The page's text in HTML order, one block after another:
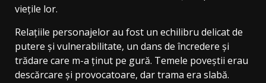
viețile lor.
Relațiile personajelor au fost un echilibru delicat de
putere și vulnerabilitate, un dans de încredere și
trădare care m-a ținut pe gură. Temele poveștii erau
descărcare și provocatoare, dar trama era slabă.